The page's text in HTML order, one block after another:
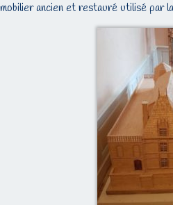
ancien et restauré utilisé par